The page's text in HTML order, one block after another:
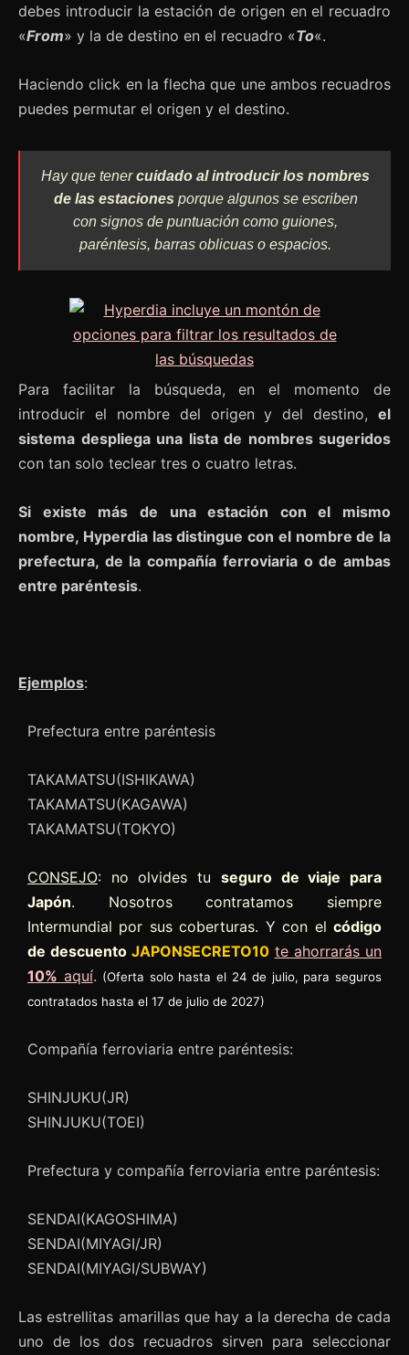
debes introducir la estación de origen en el recuadro
«From» y la de destino en el recuadro «To«.
Haciendo click en la flecha que une ambos recuadros
puedes permutar el origen y el destino.
Hay que tenercuidado al introducir los nombres
de las estaciones porque algunos se escriben
con signos de puntuación como guiones,
paréntesis, barras oblicuas o espacios.
Para facilitar la búsqueda, en el momento de
introducir el nombre del origen y del destino, el
sistema despliega una lista de nombres sugeridos
con tan solo teclear tres o cuatro letras.
Si existe más de una estación con el mismo
nombre, Hyperdia las distingue con el nombre de la
prefectura, de la compañía ferroviaria o de ambas
entre paréntesis.
Ejemplos:
Prefectura entre paréntesis
TAKAMATSU(ISHIKAWA)
TAKAMATSU(KAGAWA)
TAKAMATSU(TOKYO)
CONSEJO: no olvides tu seguro de viaje para
Japón. Nosotros contratamos siempre
Intermundial por sus coberturas. Y con el código
de descuento JAPONSECRETO10 te ahorrarás un
10% aquí. (Oferta solo hasta el 24 de julio, para seguros
contratados hasta el 17 de julio de 2027)
Compañía ferroviaria entre paréntesis:
SHINJUKU(JR)
SHINJUKU(TOEI)
Prefectura y compañía ferroviaria entre paréntesis:
SENDAI(KAGOSHIMA)
SENDAI(MIYAGI/JR)
SENDAI(MIYAGI/SUBWAY)
Las estrellitas amarillas que hay a la derecha de cada
uno de los dos recuadros sirven para seleccionar